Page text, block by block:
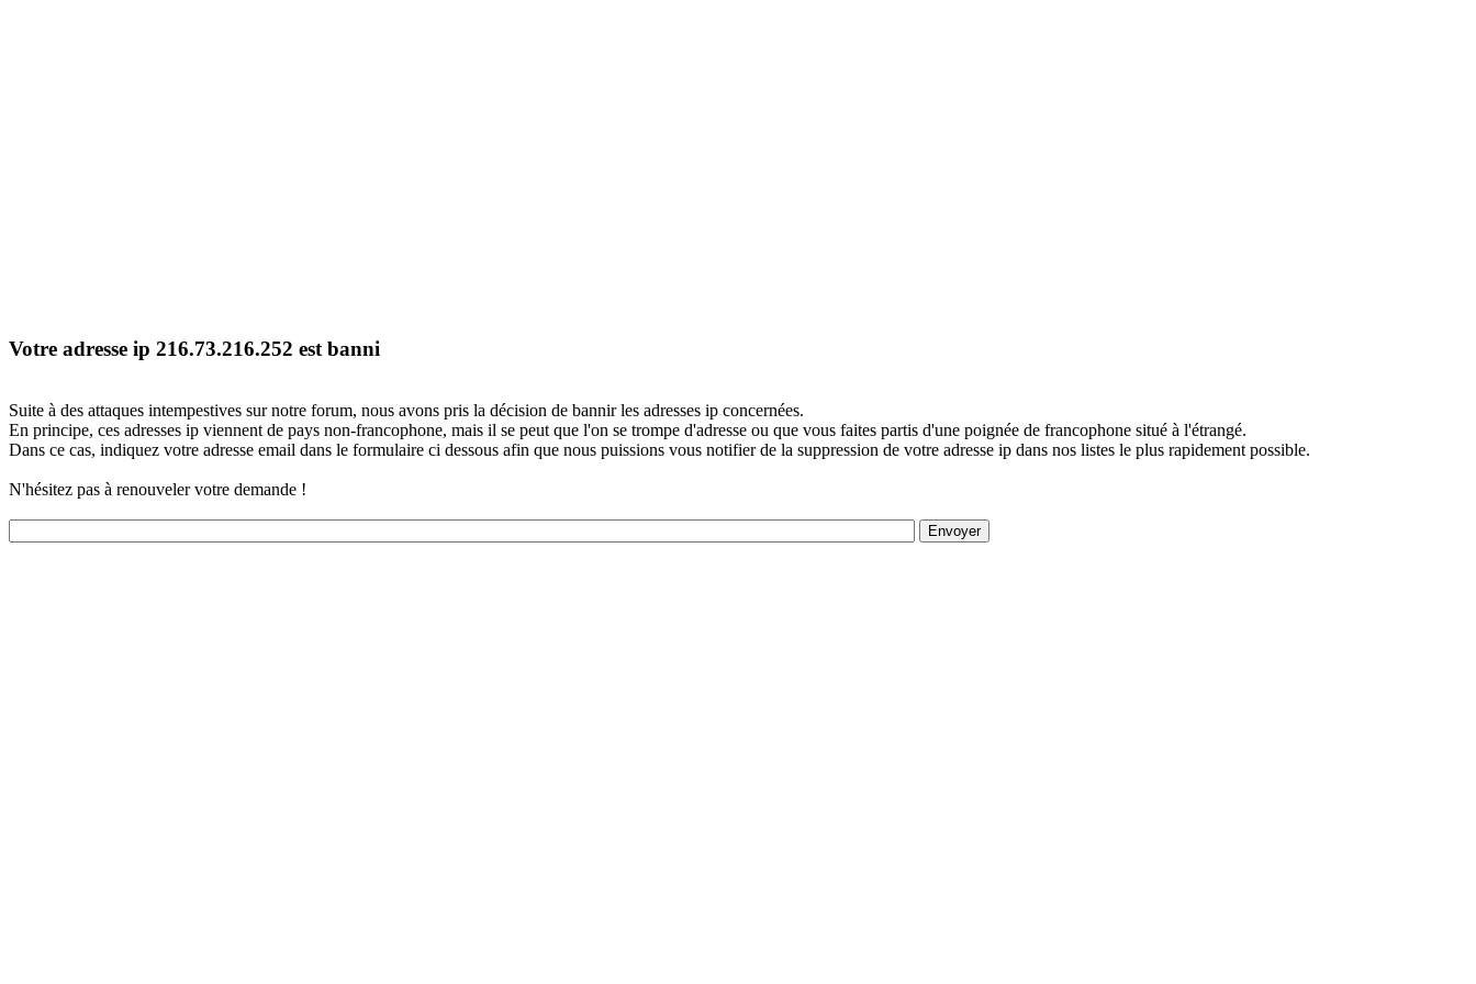
Votre adresse ip 216.73.216.252 est banni
Suite à des attaques intempestives sur notre forum, nous avons pris la décision de bannir les adresses ip concernées.
En principe, ces adresses ip viennent de pays non-francophone, mais il se peut que l'on se trompe d'adresse ou que vous faites partis d'une poignée de francophone situé à l'étrangé.
Dans ce cas, indiquez votre adresse email dans le formulaire ci dessous afin que nous puissions vous notifier de la suppression de votre adresse ip dans nos listes le plus rapidement possible.
N'hésitez pas à renouveler votre demande !